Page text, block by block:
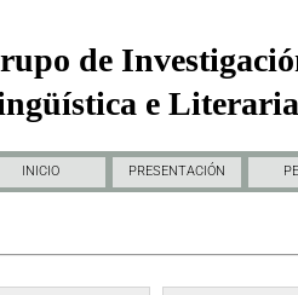
de
e
INICIO PRESENTACIÓN